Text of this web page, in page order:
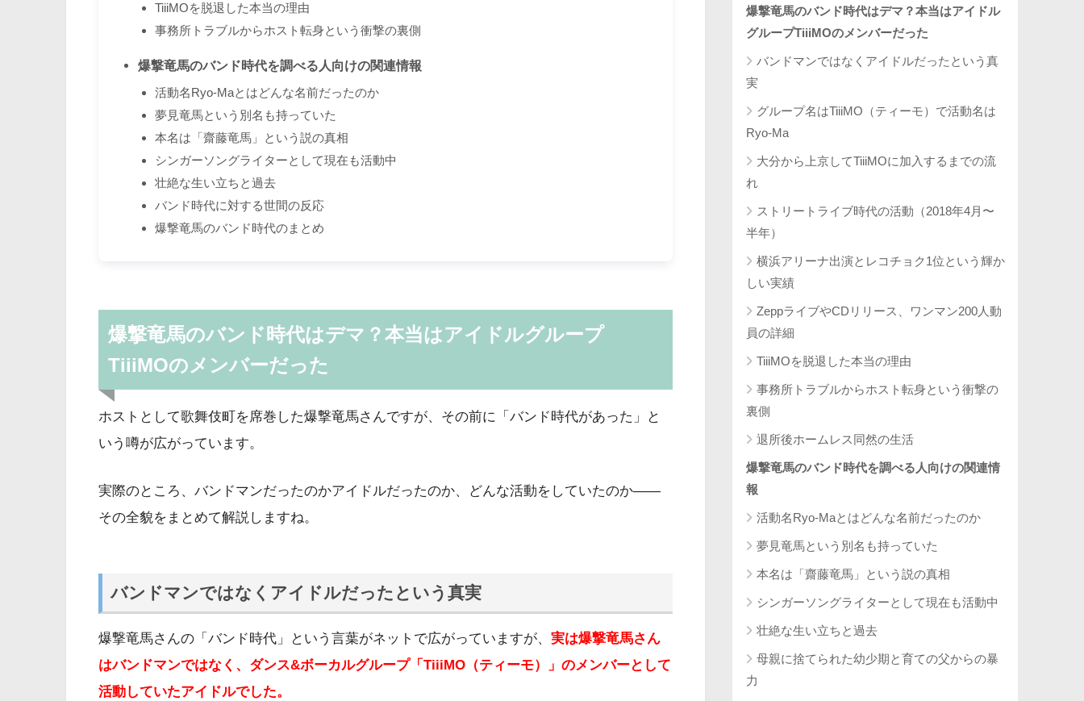
TiiiMOを脱退した本当の理由
事務所トラブルからホスト転身という衝撃の裏側
爆撃竜馬のバンド時代を調べる人向けの関連情報
活動名Ryo-Maとはどんな名前だったのか
夢見竜馬という別名も持っていた
本名は「齋藤竜馬」という説の真相
シンガーソングライターとして現在も活動中
壮絶な生い立ちと過去
バンド時代に対する世間の反応
爆撃竜馬のバンド時代のまとめ
爆撃竜馬のバンド時代はデマ？本当はアイドルグループ
TiiiMOのメンバーだった
ホストとして歌舞伎町を席巻した爆撃竜馬さんですが、その前に「バンド時代があった」と
いう噂が広がっています。
実際のところ、バンドマンだったのかアイドルだったのか、どんな活動をしていたのか——
その全貌をまとめて解説しますね。
バンドマンではなくアイドルだったという真実
爆撃竜馬さんの「バンド時代」という言葉がネットで広がっていますが、 実は爆撃竜馬さん
はバンドマンではなく、ダンス&ボーカルグループ「TiiiMO（ティーモ）」のメンバーとして
活動していたアイドルでした。
爆撃竜馬のバンド時代はデマ？本当はアイドル
グループTiiiMOのメンバーだった
バンドマンではなくアイドルだったという真
実
グループ名はTiiiMO（ティーモ）で活動名は
Ryo-Ma
大分から上京してTiiiMOに加入するまでの流
れ
ストリートライブ時代の活動（2018年4月〜
半年）
横浜アリーナ出演とレコチョク1位という輝か
しい実績
ZeppライブやCDリリース、ワンマン200人動
員の詳細
TiiiMOを脱退した本当の理由
事務所トラブルからホスト転身という衝撃の
裏側
退所後ホームレス同然の生活
爆撃竜馬のバンド時代を調べる人向けの関連情
報
活動名Ryo-Maとはどんな名前だったのか
夢見竜馬という別名も持っていた
本名は「齋藤竜馬」という説の真相
シンガーソングライターとして現在も活動中
壮絶な生い立ちと過去
母親に捨てられた幼少期と育ての父からの暴
力